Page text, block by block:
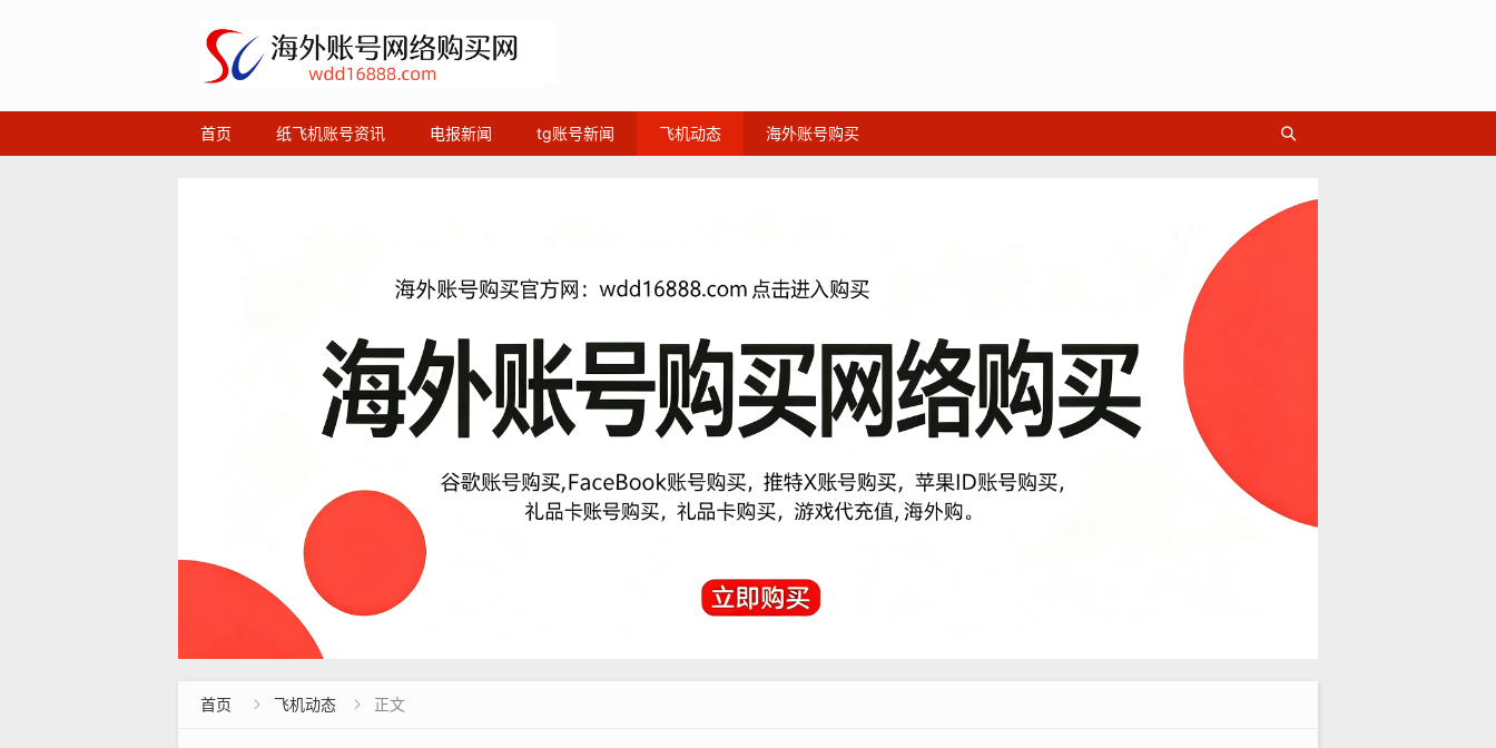
首页 纸飞机账号资讯 电报新闻 tg账号新闻 飞机动态 海外账号购买
首页  飞机动态  正文